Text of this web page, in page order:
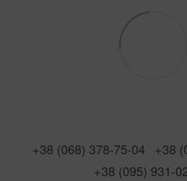
+38 (068) 378-75-04
+38
+38 (095) 931-